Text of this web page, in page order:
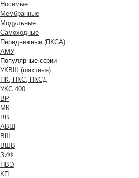
Носимые
Мембранные
Модульные
Самоходные
Передвижные (ПКСА)
АМУ
Популярные серии
УКВШ (шахтные)
ПК, ПКС, ПКСД
УКС 400
ВР
МК
ВВ
АВШ
ВШ
ВШВ
ЗИФ
НВЭ
КП